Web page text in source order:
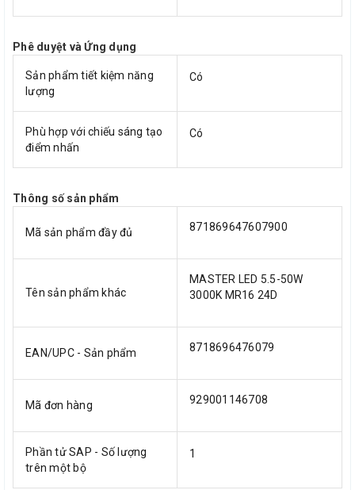
Phê duyệt và Ứng dụng
Sản phẩm tiết kiệm năng
lượng
Có
Phù hợp với chiếu sáng tạo
điểm nhấn
Có
Thông số sản phẩm
Mã sản phẩm đầy đủ 871869647607900
Tên sản phẩm khác
MASTER LED 5.5-50W
3000K MR16 24D
EAN/UPC - Sản phẩm 8718696476079
Mã đơn hàng 929001146708
Phần tử SAP - Số lượng
trên một bộ
1